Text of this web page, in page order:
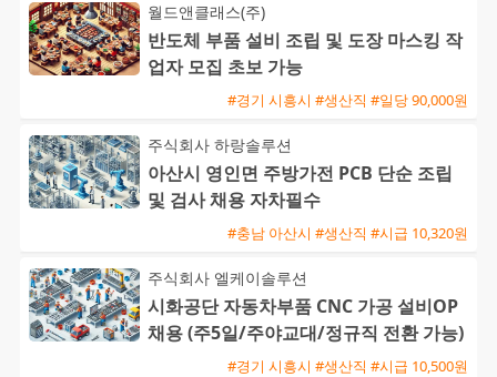
월드앤클래스(주)
반도체 부품 설비 조립 및 도장 마스킹 작
업자 모집 초보 가능
#경기 시흥시 #생산직 #일당 90,000원
주식회사 하랑솔루션
아산시 영인면 주방가전 PCB 단순 조립
및 검사 채용 자차필수
#충남 아산시 #생산직 #시급 10,320원
주식회사 엘케이솔루션
시화공단 자동차부품 CNC 가공 설비OP
채용 (주5일/주야교대/정규직 전환 가능)
#경기 시흥시 #생산직 #시급 10,500원